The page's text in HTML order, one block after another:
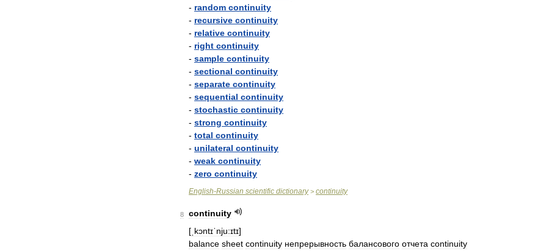
- random continuity
- recursive continuity
- relative continuity
- right continuity
- sample continuity
- sectional continuity
- separate continuity
- sequential continuity
- stochastic continuity
- strong continuity
- total continuity
- unilateral continuity
- weak continuity
- zero continuity
English-Russian scientific dictionary> continuity
8
continuity
[ ˌkɔntɪˈnju:ɪtɪ]
balance sheet continuity непрерывность балансового отчета continuity